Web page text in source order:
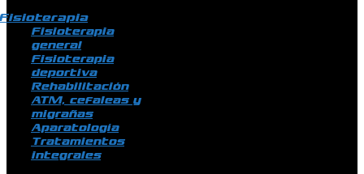
Fisioterapia
general
Fisioterapia
deportiva
Rehabilitación
ATM, cefaleas y
migrañas
Aparatología
Tratamientos
integrales